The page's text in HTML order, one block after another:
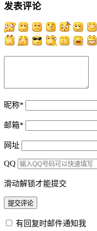
发表评论
昵称*
邮箱*
网址
QQ
滑动解锁才能提交
有回复时邮件通知我